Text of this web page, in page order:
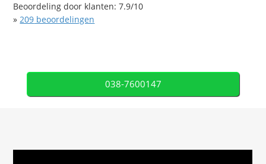
Beoordeling door klanten:7.9/10
»209 beoordelingen
038-7600147